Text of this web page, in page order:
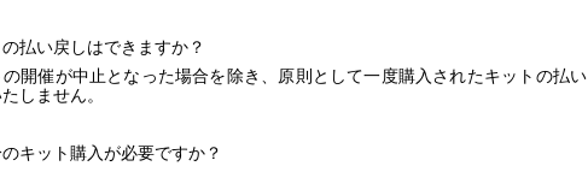
の払い戻しはできますか？
の開催が中止となった場合を除き、原則として一度購入されたキットの払い
しません。
のキット購入が必要ですか？